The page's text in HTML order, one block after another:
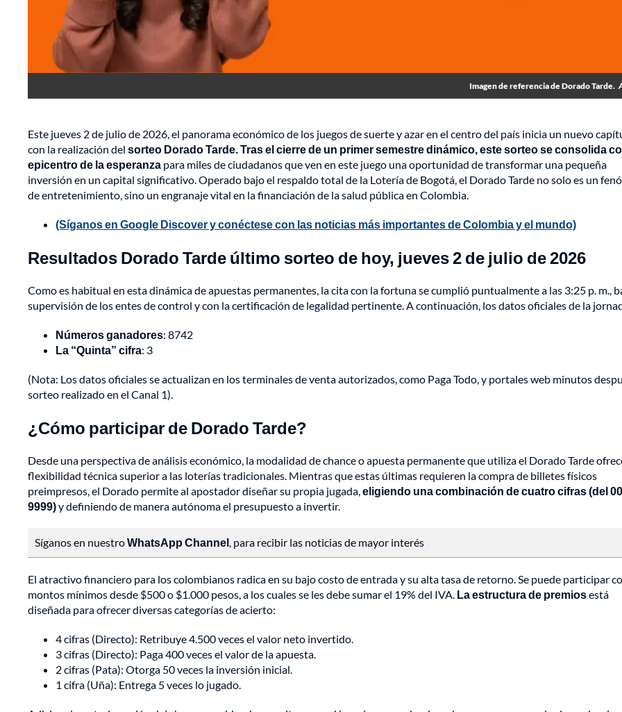
Imagen de referencia de Dorado Tarde.
Este jueves 2 de julio de 2026, el panorama económico de los juegos de suerte y azar en el centro del país inicia un nuevo
con la realización del sorteo Dorado Tarde. Tras el cierre de un primer semestre dinámico, este sorteo se consolida
epicentro de la esperanza para miles de ciudadanos que ven en este juego una oportunidad de transformar una pequeña
inversión en un capital significativo. Operado bajo el respaldo total de la Lotería de Bogotá, el Dorado Tarde no solo es un
de entretenimiento, sino un engranaje vital en la financiación de la salud pública en Colombia.
(Síganos en Google Discover y conéctese con las noticias más importantes de Colombia y el mundo)
Resultados Dorado Tarde último sorteo de hoy, jueves 2 de julio de 2026
Como es habitual en esta dinámica de apuestas permanentes, la cita con la fortuna se cumplió puntualmente a las 3:25 p. m.,
supervisión de los entes de control y con la certificación de legalidad pertinente. A continuación, los datos oficiales de la
Números ganadores: 8742
La “Quinta” cifra: 3
(Nota: Los datos oficiales se actualizan en los terminales de venta autorizados, como Paga Todo, y portales web minutos
sorteo realizado en el Canal 1).
¿Cómo participar de Dorado Tarde?
Desde una perspectiva de análisis económico, la modalidad de chance o apuesta permanente que utiliza el Dorado Tarde
flexibilidad técnica superior a las loterías tradicionales. Mientras que estas últimas requieren la compra de billetes físicos
preimpresos, el Dorado permite al apostador diseñar su propia jugada,eligiendo una combinación de cuatro cifras (del
9999)y definiendo de manera autónoma el presupuesto a invertir.
Síganos en nuestroWhatsApp Channel, para recibir las noticias de mayor interés
El atractivo financiero para los colombianos radica en su bajo costo de entrada y su alta tasa de retorno. Se puede participar
montos mínimos desde $500 o $1.000 pesos, a los cuales se les debe sumar el 19% del IVA. La estructura de premiosestá
diseñada para ofrecer diversas categorías de acierto:
4 cifras (Directo): Retribuye 4.500 veces el valor neto invertido.
3 cifras (Directo): Paga 400 veces el valor de la apuesta.
2 cifras (Pata): Otorga 50 veces la inversión inicial.
1 cifra (Uña): Entrega 5 veces lo jugado.